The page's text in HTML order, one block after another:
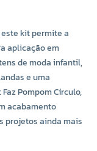
kit permite a
aplicação em
de moda infantil,
e uma
Pompom Círculo,
acabamento
projetos ainda mais